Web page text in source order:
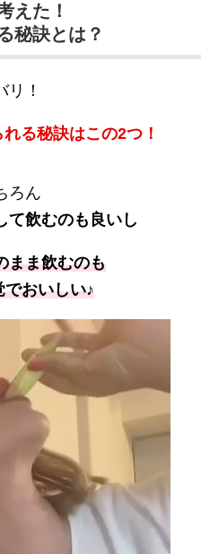
えた！
秘訣とは？
リ！
る秘訣はこの2つ！
ろん
て飲むのも良いし
まま飲むのも
でおいしい♪